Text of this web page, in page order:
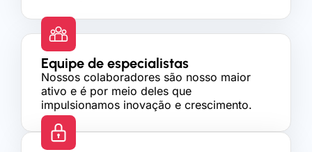
Equipe de especialistas
Nossos colaboradores são nosso maior
ativo e é por meio deles que
impulsionamos inovação e crescimento.